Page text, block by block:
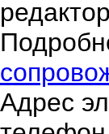
Адрес